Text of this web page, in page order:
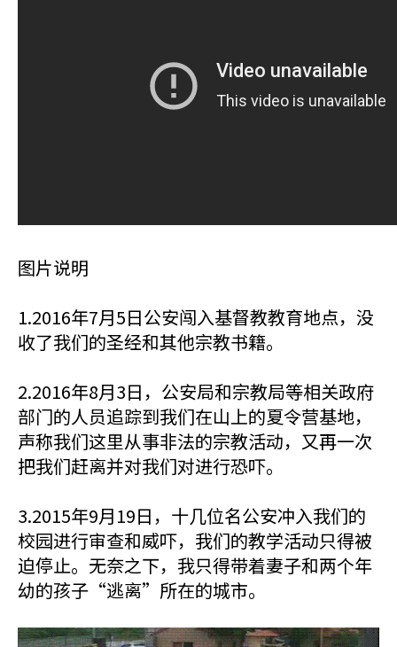
图片说明
1.2016年7月5日公安闯入基督教教育地点，没
收了我们的圣经和其他宗教书籍。
2.2016年8月3日，公安局和宗教局等相关政府
部门的人员追踪到我们在山上的夏令营基地，
声称我们这里从事非法的宗教活动，又再一次
把我们赶离并对我们对进行恐吓。
3.2015年9月19日，十几位名公安冲入我们的
校园进行审查和威吓，我们的教学活动只得被
迫停止。无奈之下，我只得带着妻子和两个年
幼的孩子“逃离”所在的城市。